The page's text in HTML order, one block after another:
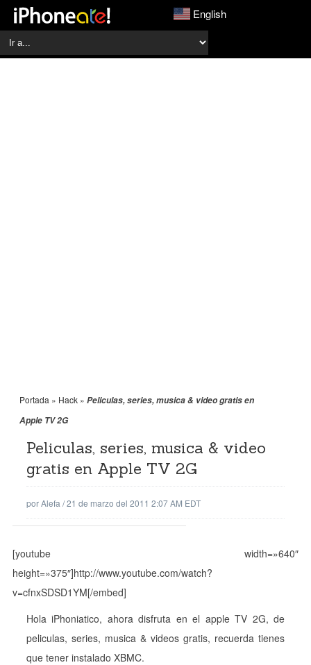
English
Portada » Hack » Peliculas, series, musica & video gratis en
Apple TV 2G
Peliculas, series, musica & video
gratis en Apple TV 2G
porAlefa /21 de marzo del 2011 2:07 AM EDT
[youtube width=»640″
height=»375″]http://www.youtube.com/watch?
v=cfnxSDSD1YM[/embed]
Hola iPhoniatico, ahora disfruta en el apple TV 2G, de
peliculas, series, musica & videos gratis, recuerda tienes
que tener instalado XBMC.